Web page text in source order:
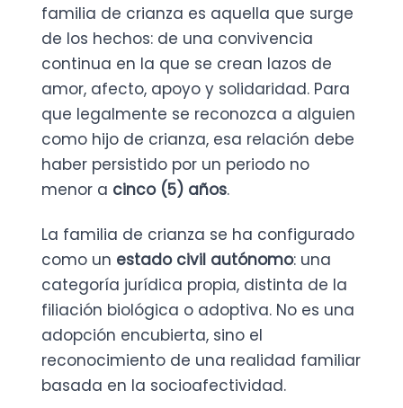
familia de crianza es aquella que surge
de los hechos: de una convivencia
continua en la que se crean lazos de
amor, afecto, apoyo y solidaridad. Para
que legalmente se reconozca a alguien
como hijo de crianza, esa relación debe
haber persistido por un periodo no
menor a cinco (5) años.
La familia de crianza se ha configurado
como un estado civil autónomo: una
categoría jurídica propia, distinta de la
filiación biológica o adoptiva. No es una
adopción encubierta, sino el
reconocimiento de una realidad familiar
basada en la socioafectividad.